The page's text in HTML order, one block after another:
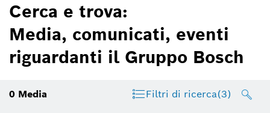
Cerca e trova:
Media, comunicati, eventi
riguardanti il Gruppo Bosch
0 Media Filtri di ricerca(3)